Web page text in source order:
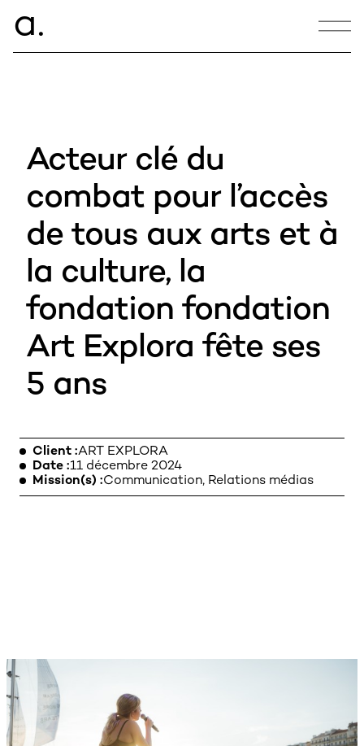
a
Acteur clé du
combat pour l’accès
de tous aux arts et à
la culture, la
fondation fondation
Art Explora fête ses
5 ans
Client ART EXPLORA
Date 11 décembre 2024
Mission(s) Communication, Relations médias
hello@armance.co
+33 1 40 57 00 00
16:31:13
22, rue de Douai
75009 Paris